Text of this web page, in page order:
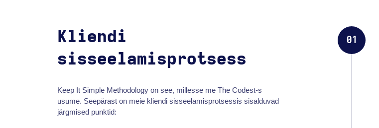
Kliendi
sisseelamisprotsess
Keep It Simple Methodology on see, millesse me The Codest-s
usume. Seepärast on meie kliendi sisseelamisprotsessis sisalduvad
järgmised punktid:
01